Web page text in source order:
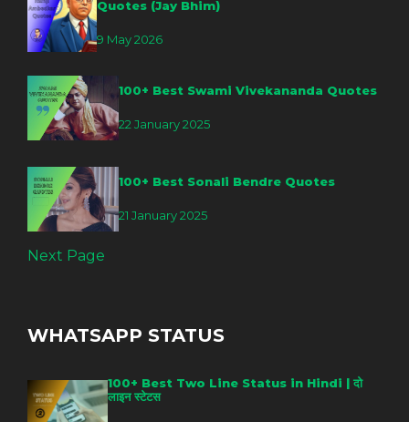
Quotes (Jay Bhim)
9 May 2026
100+ Best Swami Vivekananda Quotes
22 January 2025
100+ Best Sonali Bendre Quotes
21 January 2025
Next Page
WHATSAPP STATUS
100+ Best Two Line Status in Hindi | दो
लाइन स्टेटस